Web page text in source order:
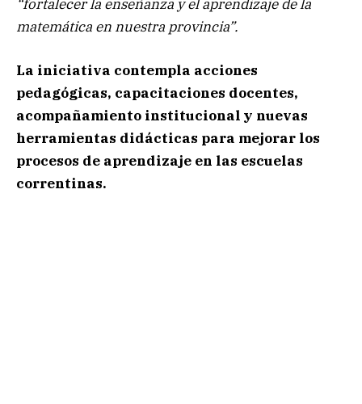
“fortalecer la enseñanza y el aprendizaje de la
matemática en nuestra provincia”.
La iniciativa contempla acciones
pedagógicas, capacitaciones docentes,
acompañamiento institucional y nuevas
herramientas didácticas para mejorar los
procesos de aprendizaje en las escuelas
correntinas.